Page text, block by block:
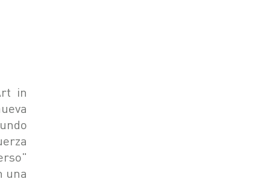
in
una